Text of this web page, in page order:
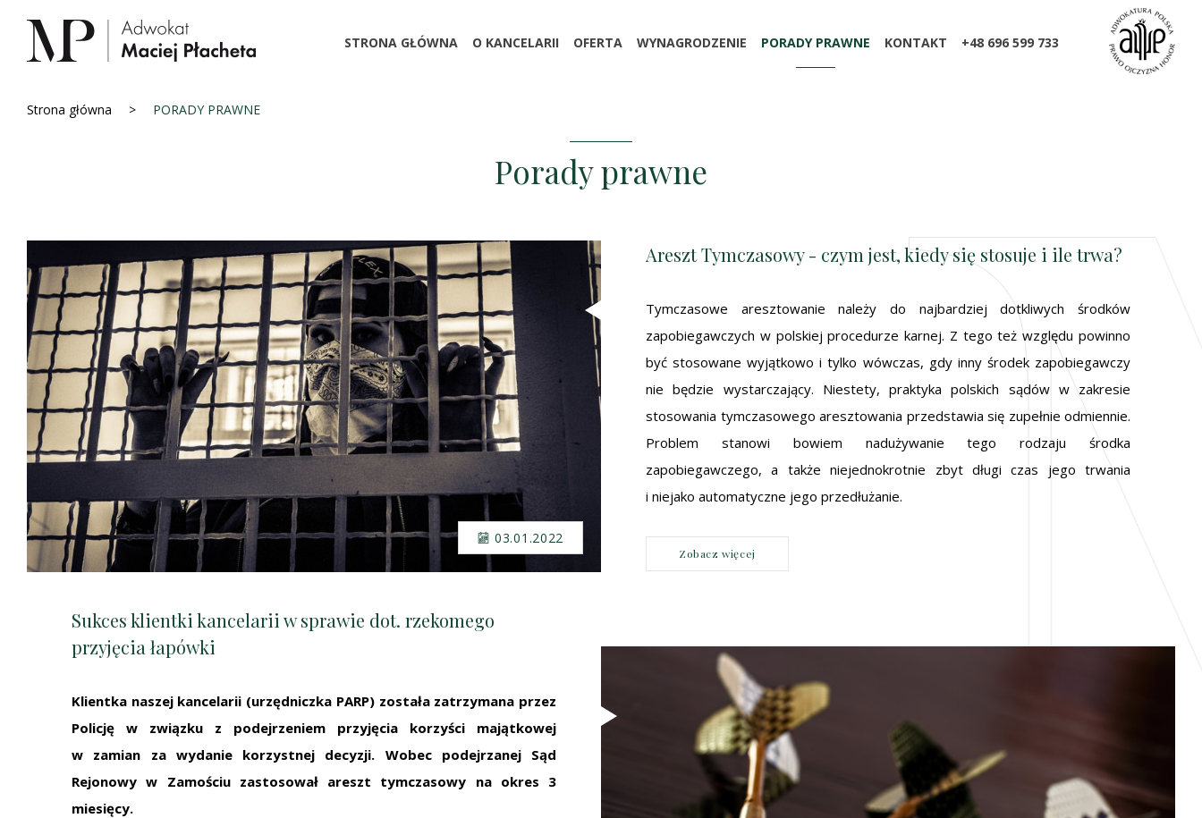
STRONA GŁÓWNA O KANCELARII OFERTA WYNAGRODZENIE PORADY PRAWNE KONTAKT +48 696 599 733
Strona główna PORADY PRAWNE
Porady prawne
03.01.2022
Areszt Tymczasowy - czym jest, kiedy się stosuje i ile trwa?
Tymczasowe aresztowanie należy do najbardziej dotkliwych środków
zapobiegawczych w polskiej procedurze karnej. Z tego też względu powinno
być stosowane wyjątkowo i tylko wówczas, gdy inny środek zapobiegawczy
nie będzie wystarczający. Niestety, praktyka polskich sądów w zakresie
stosowania tymczasowego aresztowania przedstawia się zupełnie odmiennie.
Problem stanowi bowiem nadużywanie tego rodzaju środka
zapobiegawczego, a także niejednokrotnie zbyt długi czas jego trwania
i niejako automatyczne jego przedłużanie.
Zobacz więcej
Sukces klientki kancelarii w sprawie dot. rzekomego
przyjęcia łapówki
Klientka naszej kancelarii (urzędniczka PARP) została zatrzymana przez
Policję w związku z podejrzeniem przyjęcia korzyści majątkowej
w zamian za wydanie korzystnej decyzji. Wobec podejrzanej Sąd
Rejonowy w Zamościu zastosował areszt tymczasowy na okres 3
miesięcy.